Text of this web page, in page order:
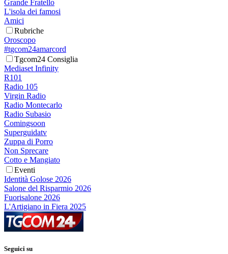
Grande Fratello
L'isola dei famosi
Amici
Rubriche
Oroscopo
#tgcom24amarcord
Tgcom24 Consiglia
Mediaset Infinity
R101
Radio 105
Virgin Radio
Radio Montecarlo
Radio Subasio
Comingsoon
Superguidatv
Zuppa di Porro
Non Sprecare
Cotto e Mangiato
Eventi
Identità Golose 2026
Salone del Risparmio 2026
Fuorisalone 2026
L'Artigiano in Fiera 2025
Seguici su